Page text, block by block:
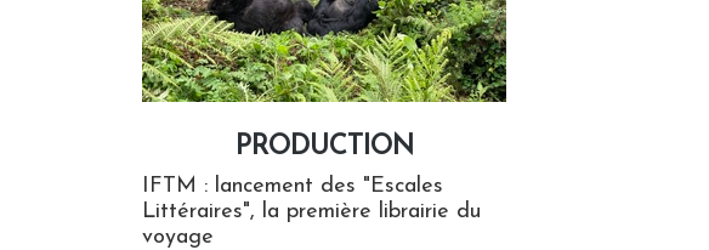
PRODUCTION
IFTM : lancement des "Escales
Littéraires", la première librairie du
voyage